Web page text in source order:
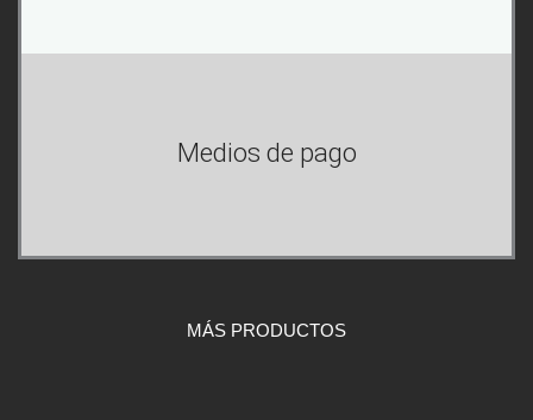
Medios de pago
MÁS PRODUCTOS